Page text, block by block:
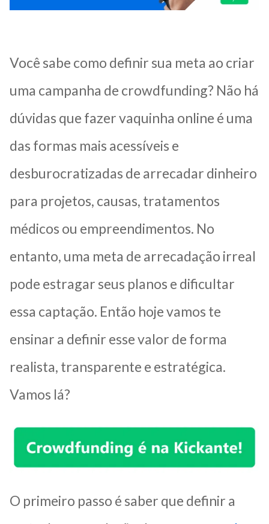
Você sabe como definir sua meta ao criar
uma campanha de crowdfunding? Não há
dúvidas que fazer vaquinha online é uma
das formas mais acessíveis e
desburocratizadas de arrecadar dinheiro
para projetos, causas, tratamentos
médicos ou empreendimentos. No
entanto, uma meta de arrecadação irreal
pode estragar seus planos e dificultar
essa captação. Então hoje vamos te
ensinar a definir esse valor de forma
realista, transparente e estratégica.
Vamos lá?
O primeiro passo é saber que definir a